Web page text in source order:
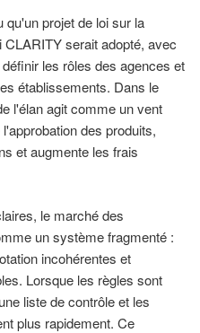
projet de loi sur la
serait adopté, avec
les rôles des agences et
établissements. Dans le
l'élan agit comme un vent
des produits,
et augmente les frais
le marché des
un système fragmenté :
incohérentes et
Lorsque les règles sont
liste de contrôle et les
plus rapidement. Ce